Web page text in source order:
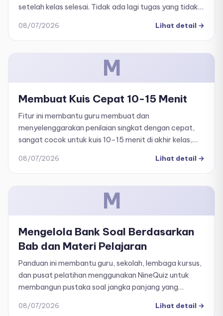
setelah kelas selesai. Tidak ada lagi tugas yang tidak
untuk memantau perkembangan belajar siswa.
08/07/2026 Lihat detail →
M
Membuat Kuis Cepat 10-15 Menit
Fitur ini membantu guru membuat dan
menyelenggarakan penilaian singkat dengan cepat,
sangat cocok untuk kuis 10-15 menit di akhir kelas,
08/07/2026 Lihat detail →
M
Mengelola Bank Soal Berdasarkan
Bab dan Materi Pelajaran
Panduan ini membantu guru, sekolah, lembaga kursus,
dan pusat pelatihan menggunakan NineQuiz untuk
membangun pustaka soal jangka panjang yang
dengan mudah untuk berbagai kuis dan ujian simulasi.
08/07/2026 Lihat detail →